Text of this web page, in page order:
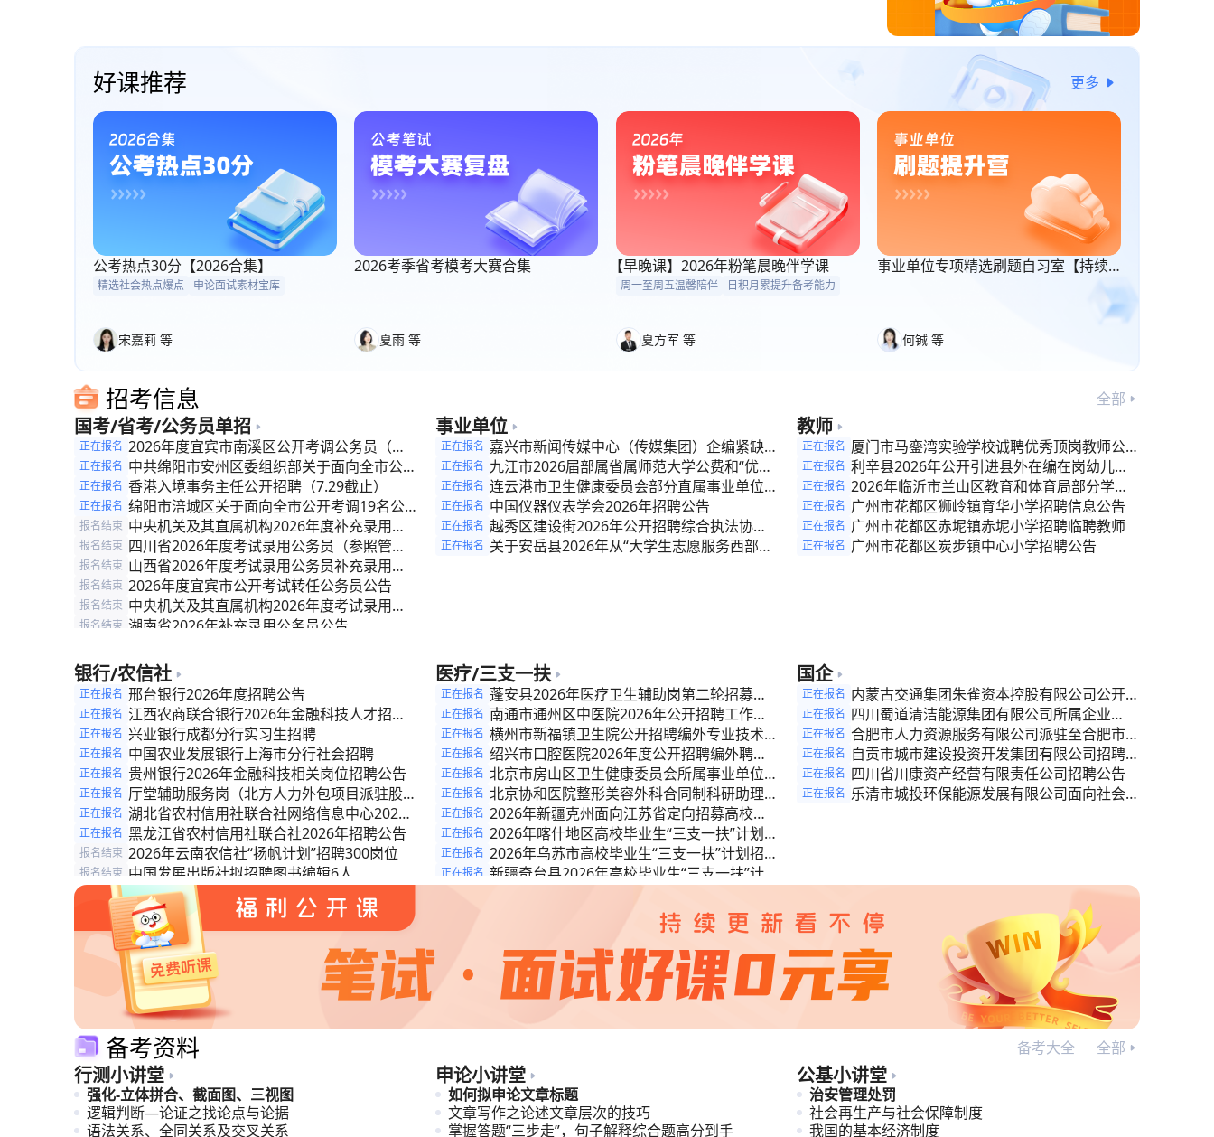
好课推荐 更多
公考热点30分【2026合集】
精选社会热点爆点 申论面试素材宝库
宋嘉莉 等
2026考季省考模考大赛合集
夏雨 等
【早晚课】2026年粉笔晨晚伴学课
周一至周五温馨陪伴 日积月累提升备考能力
夏方军 等
事业单位专项精选刷题自习室【持续
何铖 等
招考信息 全部
国考/省考/公务员单招
正在报名 2026年度宜宾市南溪区公开考调公务员（参
照管理人员）的公告
正在报名 中共绵阳市安州区委组织部关于面向全市公开
考调公务员（参照管理人员）的公告
正在报名 香港入境事务主任公开招聘（7.29截止）
正在报名 绵阳市涪城区关于面向全市公开考调19名公
务员(参照管理人员)的公告
报名结束 中央机关及其直属机构2026年度补充录用公
务员公告
报名结束 四川省2026年度考试录用公务员（参照管理
工作人员）补充录用公告
报名结束 山西省2026年度考试录用公务员补充录用公
告
报名结束 2026年度宜宾市公开考试转任公务员公告
报名结束 中央机关及其直属机构2026年度考试录用公
务员公告
报名结束 湖南省2026年补充录用公务员公告
告
报名结束 2026年度济宁市各级机关补充录用公务员公
告
报名结束 新疆维吾尔自治区法院系统2026年度专项招
录法官助理公告
报名结束
阿里地区关于2026年度从优秀乡村振兴等专
干中招录（聘）公务员（事业编制人员）的公
告
事业单位
正在报名 嘉兴市新闻传媒中心（传媒集团）企编紧缺人
才招聘公告
正在报名 九江市2026届部属省属师范大学公费和“优师
计划”师范毕业生招聘公告
正在报名 连云港市卫生健康委员会部分直属事业单位
2026年公开招聘编制内高层次医疗卫生专业
技术人员公告
正在报名 中国仪器仪表学会2026年招聘公告
正在报名 越秀区建设街2026年公开招聘综合执法协管
员公告
正在报名 关于安岳县2026年从“大学生志愿服务西部计
教师
正在报名 厦门市马銮湾实验学校诚聘优秀顶岗教师公告
（小学语文）
正在报名 利辛县2026年公开引进县外在编在岗幼儿园
教师公告
正在报名 2026年临沂市兰山区教育和体育局部分学校
引进紧缺学科教师公告
正在报名 广州市花都区狮岭镇育华小学招聘信息公告
正在报名 广州市花都区赤坭镇赤坭小学招聘临聘教师
正在报名 广州市花都区炭步镇中心小学招聘公告
银行/农信社
正在报名 邢台银行2026年度招聘公告
正在报名 江西农商联合银行2026年金融科技人才招聘
公告
正在报名 兴业银行成都分行实习生招聘
正在报名 中国农业发展银行上海市分行社会招聘
正在报名 贵州银行2026年金融科技相关岗位招聘公告
正在报名 厅堂辅助服务岗（北方人力外包项目派驻股份
制商业银行）招聘简章
正在报名 湖北省农村信用社联合社网络信息中心2026
年度招聘劳务派遣科技专业人才公告（第二
批）
正在报名 黑龙江省农村信用社联合社2026年招聘公告
报名结束 2026年云南农信社“扬帆计划”招聘300岗位
报名结束 中国发展出版社拟招聘图书编辑6人
报名结束 安徽省农村信用社联合社金融科技人员常态化
招聘公告
报名结束 安徽省农村信用社联合社招聘公告
医疗/三支一扶
正在报名 蓬安县2026年医疗卫生辅助岗第二轮招募公
告
正在报名 南通市通州区中医院2026年公开招聘工作人
员(编外合同制)公告
正在报名 横州市新福镇卫生院公开招聘编外专业技术人
员的公告
正在报名 绍兴市口腔医院2026年度公开招聘编外聘用
人员公告
正在报名 北京市房山区卫生健康委员会所属事业单位
2026年公开招聘应届毕业生（第二批）公告
正在报名 北京协和医院整形美容外科合同制科研助理招
聘启事
正在报名 2026年新疆克州面向江苏省定向招募高校毕
业生“三支一扶”计划人员的公告
正在报名 2026年喀什地区高校毕业生“三支一扶”计划招
募公告
正在报名 2026年乌苏市高校毕业生“三支一扶”计划招募
公告
正在报名 新疆奇台县2026年高校毕业生“三支一扶”计划
2026年木垒县高校毕业生“三支一扶”计划招募
国企
正在报名 内蒙古交通集团朱雀资本控股有限公司公开竞
争性比选工作人员的公告
正在报名 四川蜀道清洁能源集团有限公司所属企业
2026年第三季度毕业生招聘公告
正在报名 合肥市人力资源服务有限公司派驻至合肥市某
国企工作人员招聘公告
正在报名 自贡市城市建设投资开发集团有限公司招聘公
告
正在报名 四川省川康资产经营有限责任公司招聘公告
正在报名 乐清市城投环保能源发展有限公司面向社会公
备考资料 备考大全 全部
行测小讲堂
强化-立体拼合、截面图、三视图
逻辑判断—论证之找论点与论据
语法关系、全同关系及交叉关系
申论小讲堂
如何拟申论文章标题
文章写作之论述文章层次的技巧
掌握答题“三步走”，句子解释综合题高分到手
公基小讲堂
治安管理处罚
社会再生产与社会保障制度
我国的基本经济制度